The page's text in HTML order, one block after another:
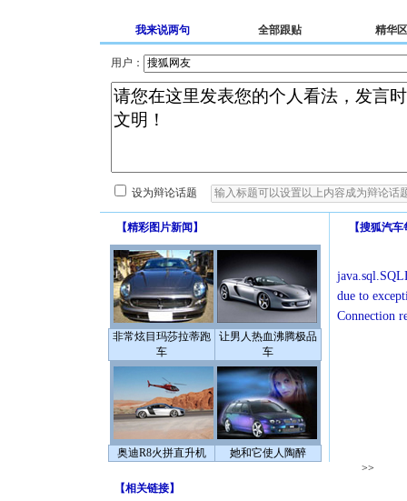
我来说两句 全部跟贴 精华区
用户：
设为辩论话题
【精彩图片新闻 】
非常炫目玛莎拉蒂跑
车
让男人热血沸腾极品
车
奥迪R8火拼直升机 她和它使人陶醉
【搜狐汽车
due to
Connection
>>
【相关链接】